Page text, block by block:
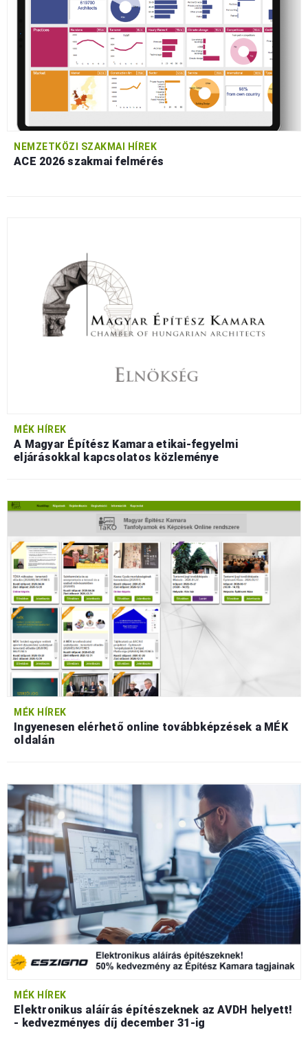
NEMZETKÖZI SZAKMAI HÍREK
ACE 2026 szakmai felmérés
MÉK HÍREK
A Magyar Építész Kamara etikai-fegyelmi
eljárásokkal kapcsolatos közleménye
MÉK HÍREK
Ingyenesen elérhető online továbbképzések a MÉK
oldalán
MÉK HÍREK
Elektronikus aláírás építészeknek az AVDH helyett!
- kedvezményes díj december 31-ig